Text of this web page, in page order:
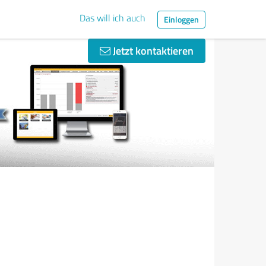
Das will ich auch Einloggen
Jetzt kontaktieren